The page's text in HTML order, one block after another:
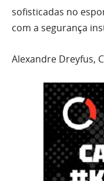
sofisticadas no
com a segurança
Alexandre Dreyfus,